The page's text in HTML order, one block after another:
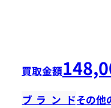
買取金額
ブランドその他